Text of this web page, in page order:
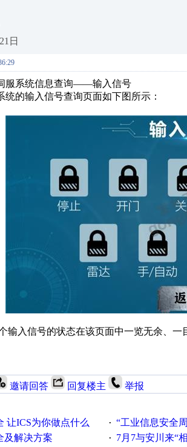
日
服系统信息查询——输入信号
统的输入信号查询页面如下图所示：
输入信号的状态在该页面中一览无余、
邀请回答 回复楼主 举报
让ICS为你做点什么 · “工业信息安全周之我见”
及解决方案 · 7月7与安川来“